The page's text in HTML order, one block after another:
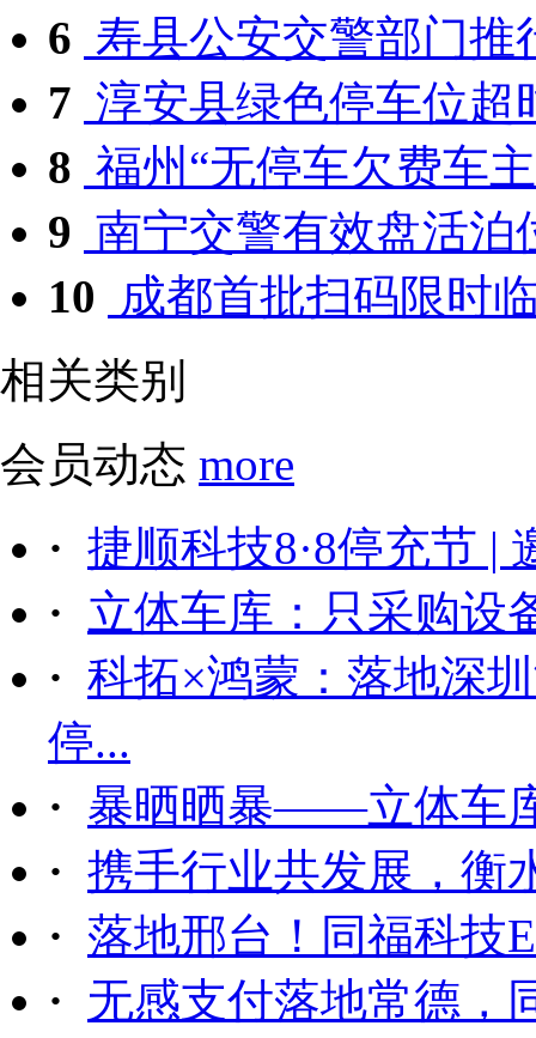
6 寿县公安交警部门推
7 淳安县绿色停车位超
8 福州“无停车欠费车
9 南宁交警有效盘活泊
10 成都首批扫码限时
相关类别
会员动态 more
· 捷顺科技8·8停充节 |
· 立体车库：只采购设
· 科拓×鸿蒙：落地深
停...
· 暴晒晒暴——立体车
· 携手行业共发展，衡
· 落地邢台！同福科技
· 无感支付落地常德，